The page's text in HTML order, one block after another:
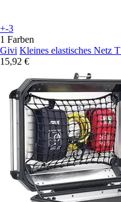
+-3
1 Farben
Givi Kleines elastisches Netz
15,92 €